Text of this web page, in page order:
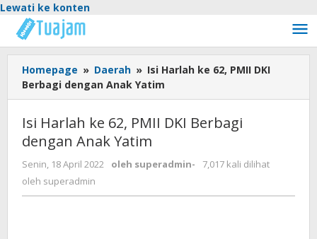
Lewati ke konten
Homepage » Daerah » Isi Harlah ke 62, PMII DKI
Berbagi dengan Anak Yatim
Isi Harlah ke 62, PMII DKI Berbagi
dengan Anak Yatim
Senin, 18 April 2022 oleh superadmin-
7,017 kali dilihat
oleh superadmin